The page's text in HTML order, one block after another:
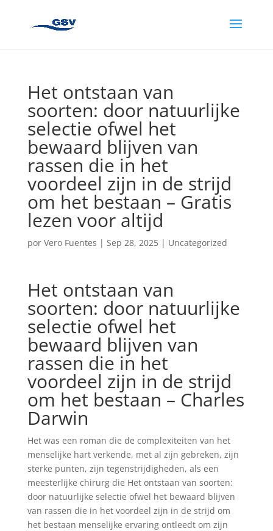
Het ontstaan van
soorten: door natuurlijke
selectie ofwel het
bewaard blijven van
rassen die in het
voordeel zijn in de strijd
om het bestaan – Gratis
lezen voor altijd
por Vero Fuentes | Sep 28, 2025| Uncategorized
Het ontstaan van
soorten: door natuurlijke
selectie ofwel het
bewaard blijven van
rassen die in het
voordeel zijn in de strijd
om het bestaan – Charles
Darwin
Het was een roman die de complexiteiten van het
menselijke hart verkende, met al zijn gebreken, zijn
sterke punten, zijn tegenstrijdigheden, als een
meesterlijke chirurg die Het ontstaan van soorten:
door natuurlijke selectie ofwel het bewaard blijven
van rassen die in het voordeel zijn in de strijd om
het bestaan menselijke ervaring ontleedt om zijn